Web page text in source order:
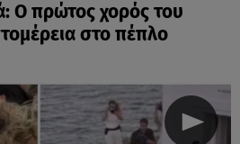
Ο πρώτος χορός του
στο πέπλο